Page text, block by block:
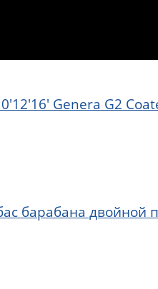
Genera G2
барабана двойной